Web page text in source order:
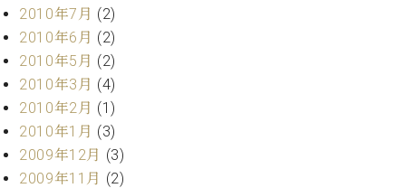
2010年7月 (2)
2010年6月 (2)
2010年5月 (2)
2010年3月 (4)
2010年2月 (1)
2010年1月 (3)
2009年12月 (3)
2009年11月 (2)